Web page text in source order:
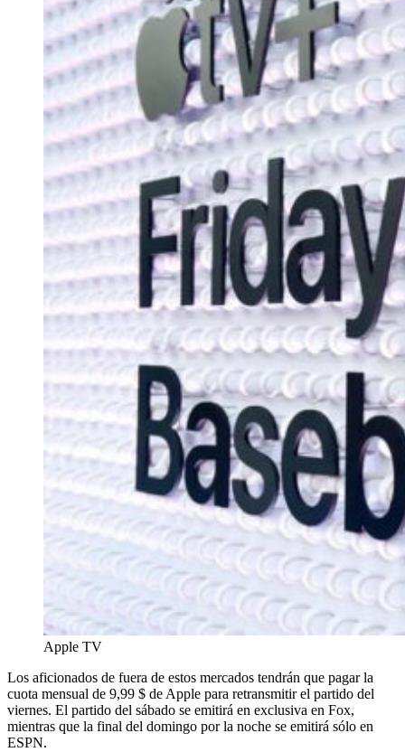
Apple TV
Los aficionados de fuera de estos mercados tendrán que pagar la
cuota mensual de 9,99 $ de Apple para retransmitir el partido del
viernes. El partido del sábado se emitirá en exclusiva en Fox,
mientras que la final del domingo por la noche se emitirá sólo en
ESPN.